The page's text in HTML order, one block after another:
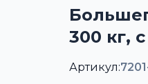
300 кг,
Артикул: